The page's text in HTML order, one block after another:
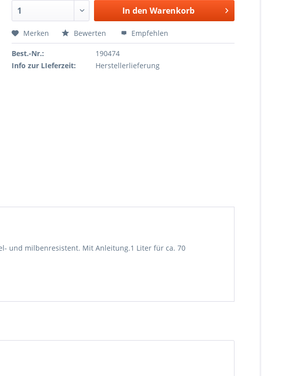
In den Warenkorb
Merken Bewerten Empfehlen
Best.-Nr.:
190474
Info zur LIeferzeit:
Herstellerlieferung
und milbenresistent. Mit Anleitung.1 Liter für ca. 70